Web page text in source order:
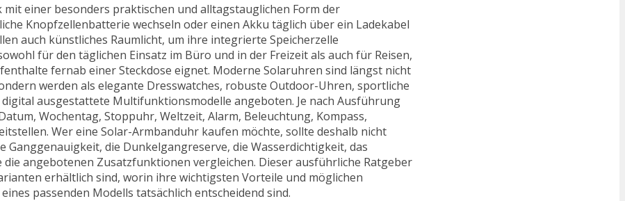
einer besonders praktischen und alltagstauglichen Form der
Knopfzellenbatterie wechseln oder einen Akku täglich über ein Ladekabel
auch künstliches Raumlicht, um ihre integrierte Speicherzelle
für den täglichen Einsatz im Büro und in der Freizeit als auch für Reisen,
fernab einer Steckdose eignet. Moderne Solaruhren sind längst nicht
werden als elegante Dresswatches, robuste Outdoor-Uhren, sportliche
ausgestattete Multifunktionsmodelle angeboten. Je nach Ausführung
Wochentag, Stoppuhr, Weltzeit, Alarm, Beleuchtung, Kompass,
Wer eine Solar-Armbanduhr kaufen möchte, sollte deshalb nicht
die Dunkelgangreserve, die Wasserdichtigkeit, das
angebotenen Zusatzfunktionen vergleichen. Dieser ausführliche Ratgeber
erhältlich sind, worin ihre wichtigsten Vorteile und möglichen
passenden Modells tatsächlich entscheidend sind.